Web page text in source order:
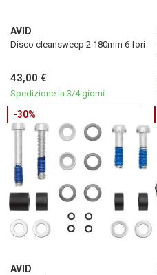
AVID
Disco cleansweep 2 180mm 6 fori
43,00 €
Spedizione in 3/4 giorni
-30%
AVID